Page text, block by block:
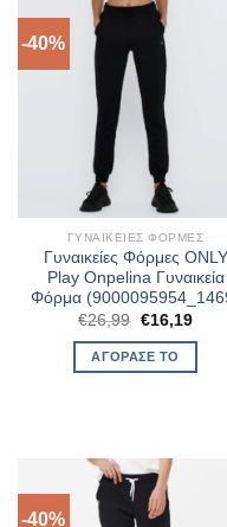
-40%
ΓΥΝΑΙΚΕΊΕΣ ΦΌΡΜΕΣ
Γυναικείες Φόρμες ONLY
Play Onpelina Γυναικεία
Φόρμα
€26,99 Original
price
was:
€26,99.
€16,19Η
τιμή
ΑΓΌΡΑΣΈ ΤΟ
-40%